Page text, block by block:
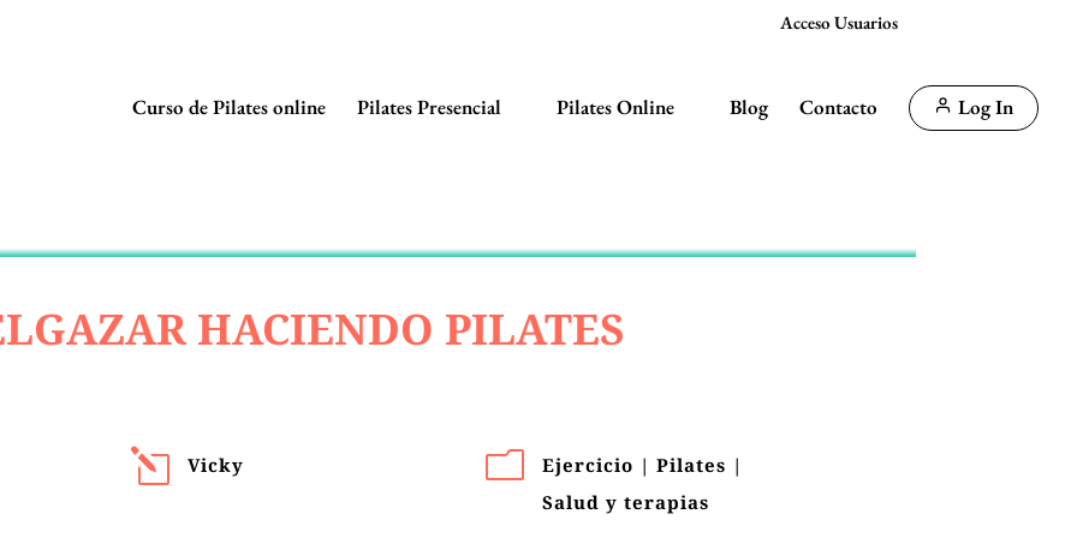
Acceso Usuarios
Curso de Pilates online Pilates Presencial Pilates Online Blog Contacto Log In
HACIENDO PILATES
l Vicky m Ejercicio |Pilates |
Salud y terapias